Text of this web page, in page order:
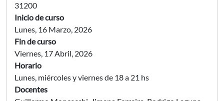
31200
Inicio de curso
Lunes, 16 Marzo, 2026
Fin de curso
Viernes, 17 Abril, 2026
Horario
Lunes, miércoles y viernes de 18 a 21 hs
Docentes